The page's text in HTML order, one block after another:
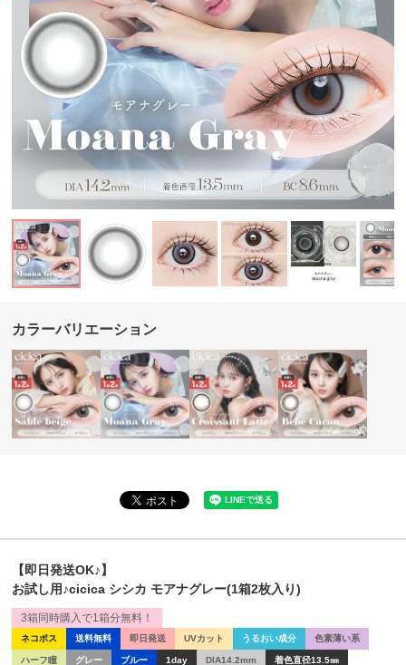
カラーバリエーション
【即日発送OK♪】
お試し用♪cicica シシカ モアナグレー(1箱2枚入り)
ネコポス 送料無料 即日発送 UVカット うるおい成分 色素薄い系
ハーフ瞳 グレー ブルー 1day DIA14.2mm 着色直径13.5㎜
3箱同時購入で1箱分無料！